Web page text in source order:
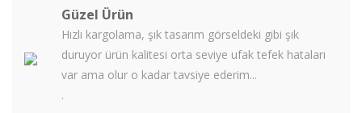
Güzel Ürün
Hızlı kargolama, şık tasarım görseldeki gibi şık
duruyor ürün kalitesi orta seviye ufak tefek hataları
var ama olur o kadar tavsiye ederim...
.